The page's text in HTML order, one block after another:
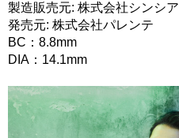
製造販売元: 株式会社シンシア
発売元: 株式会社パレンテ
BC：8.8mm
DIA：14.1mm